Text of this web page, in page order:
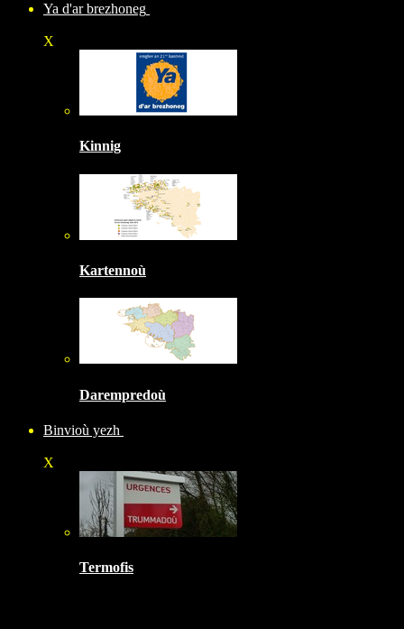
Ya d'ar brezhoneg
X
Kinnig
Kartennoù
Darempredoù
Binvioù yezh
X
Termofis